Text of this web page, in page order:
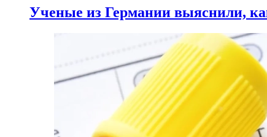
Ученые из Германии выяснили,